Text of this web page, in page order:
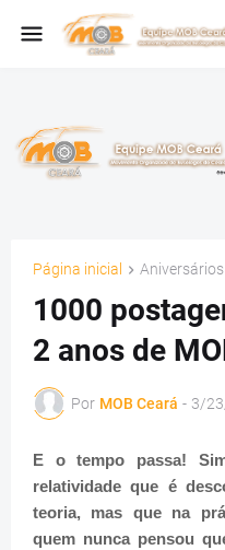
Página inicial Aniversários
1000
2 anos de
Por MOB Ceará - 3/
E o tempo passa!
relatividade que é
teoria, mas que na
quem nunca pensou